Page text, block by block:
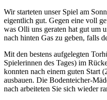
Wir starteten unser Spiel am
eigentlich gut. Gegen eine voll
was Olli uns geraten hat gut um
nach hinten Gas zu geben, falls
Mit den bestens aufgelegten
Spielerinnen des Tages) im
konnten nach einem guten Start
ausbauen. Die Bodenteicher-
nach arbeiteten Sie sich wieder